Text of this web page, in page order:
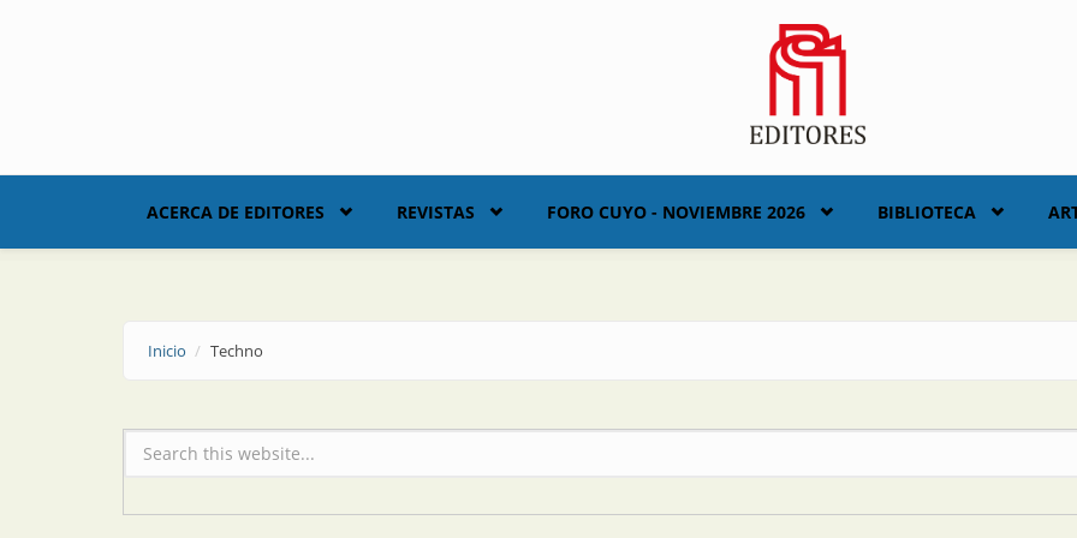
ACERCA DE EDITORES REVISTAS FORO CUYO - NOVIEMBRE 2026 BIBLIOTECA
Inicio Techno
Formulario de búsqueda